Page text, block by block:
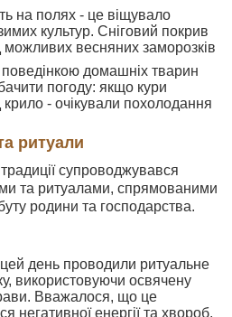
на полях - це віщувало
культур. Сніговий покрив
можливих весняних заморозків
домашніх тварин
погоду: якщо кури
крило - очікували похолодання
ритуали
супроводжувався
та ритуалами, спрямованими
родини та господарства.
день проводили ритуальне
використовуючи освячену
Вважалося, що це
негативної енергії та хвороб,